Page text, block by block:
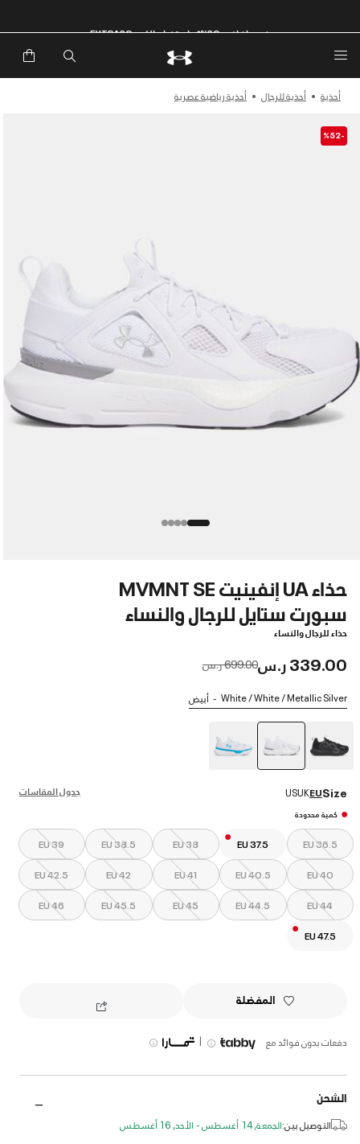
أحذية أحذية للرجال أحذية رياضية عصرية
-%52
حذاء UA إنفينيت MVMNT SE
سبورت ستايل للرجال والنساء
حذاء للرجال والنساء
339.00 ر.س Price reduced from
699.00 ر.س to
White / White / Metallic Silver أبيض
جدول المقاسات Size
EU
UK
US
كمية محدودة
EU 36.5
EU 37.5
EU 38
EU 38.5
EU 39
EU 40
EU 40.5
EU 41
EU 42
EU 42.5
EU 44
EU 44.5
EU 45
EU 45.5
EU 46
EU 47.5
المفضلة
دفعات بدون فوائد مع |
الشحن
التوصيل بين:الجمعة, 14 أغسطس - الأحد, 16 أغسطس